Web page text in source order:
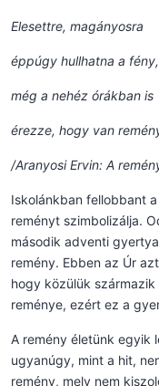
Elesettre, magányosra
éppúgy hullhatna a fény,
még a nehéz órákban is
érezze, hogy van
/Aranyosi Ervin: A
Iskolánkban fellobbant
reményt szimbolizálja.
második adventi
remény. Ebben az Úr
hogy közülük
reménye, ezért ez a
A remény életünk egyik
ugyanúgy, mint a hit,
remény, mely nem